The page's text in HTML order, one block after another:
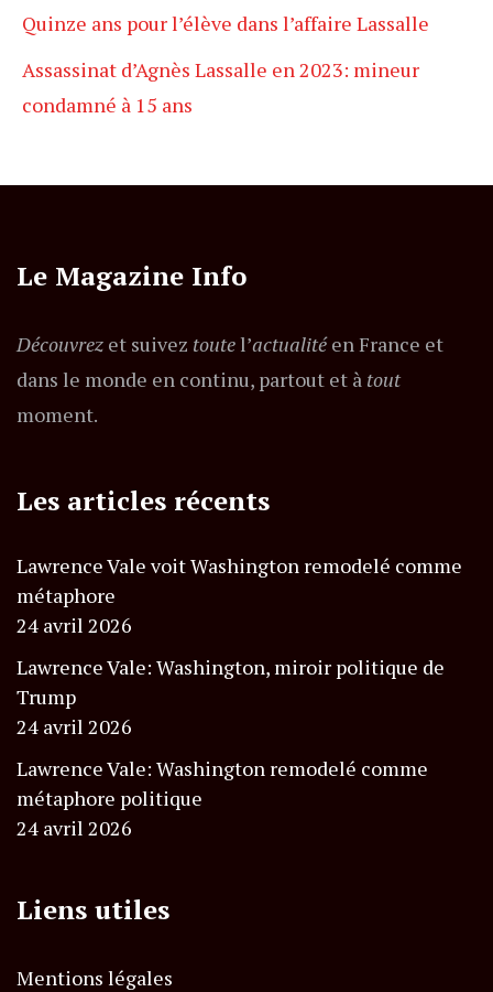
Quinze ans pour l’élève dans l’affaire Lassalle
Assassinat d’Agnès Lassalle en 2023: mineur
condamné à 15 ans
Le Magazine Info
Découvrez et suivez toutel’actualitéen France et
dans le monde en continu, partout et à tout
moment.
Les articles récents
Lawrence Vale voit Washington remodelé comme
métaphore
24 avril 2026
Lawrence Vale: Washington, miroir politique de
Trump
24 avril 2026
Lawrence Vale: Washington remodelé comme
métaphore politique
24 avril 2026
Liens utiles
Mentions légales